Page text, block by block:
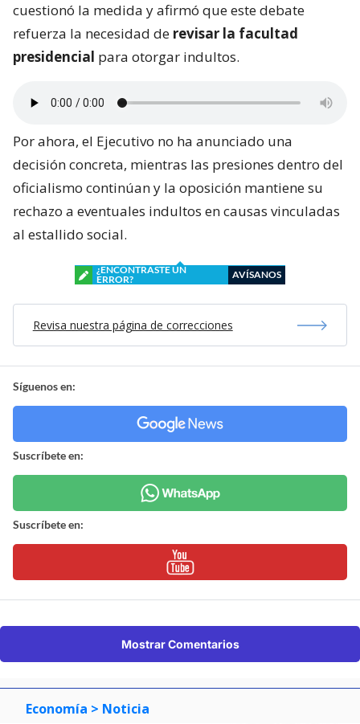
cuestionó la medida y afirmó que este debate
refuerza la necesidad de revisar la facultad
presidencial para otorgar indultos.
Por ahora, el Ejecutivo no ha anunciado una
decisión concreta, mientras las presiones dentro del
oficialismo continúan y la oposición mantiene su
rechazo a eventuales indultos en causas vinculadas
al estallido social.
¿ENCONTRASTE UN
ERROR?
AVÍSANOS
Revisa nuestra página de correcciones
Síguenos en:
Suscríbete en:
Suscríbete en:
Mostrar Comentarios
Economía > Noticia